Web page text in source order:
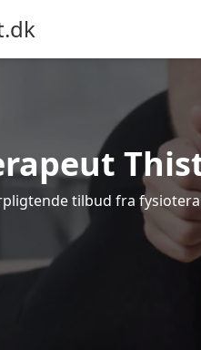
tilbud fra